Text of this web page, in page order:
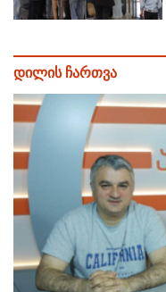
დილის ჩართვა